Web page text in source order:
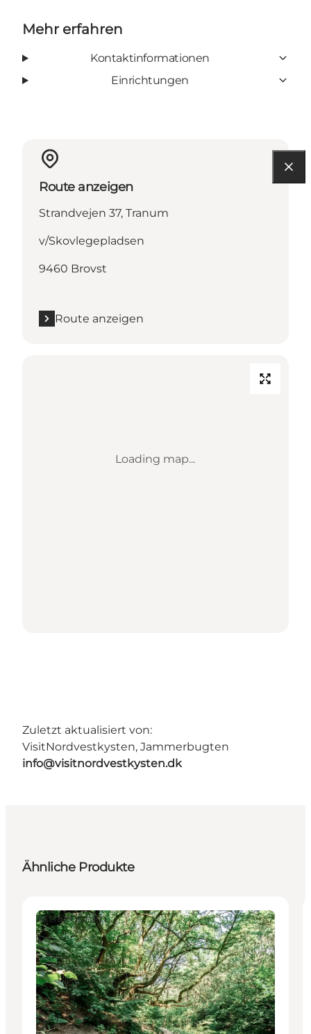
Mehr erfahren
Kontaktinformationen
Einrichtungen
Route anzeigen
Strandvejen 37, Tranum
v/Skovlegepladsen
9460 Brovst
Route anzeigen
Loading map...
Zuletzt aktualisiert von:
VisitNordvestkysten, Jammerbugten
info@visitnordvestkysten.dk
Ähnliche Produkte
Attraktionen